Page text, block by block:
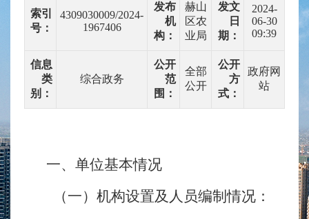
索引
号：
4309030009/2024-
1967406
发布
机
构：
赫山
区农
业局
发文
日
期：
2024-
06-30
09:39
信息
类
别：
综合政务
公开
范
围：
全部
公开
公开
方
式：
政府网
站
一、单位基本情况
（一）机构设置及人员编制情况：